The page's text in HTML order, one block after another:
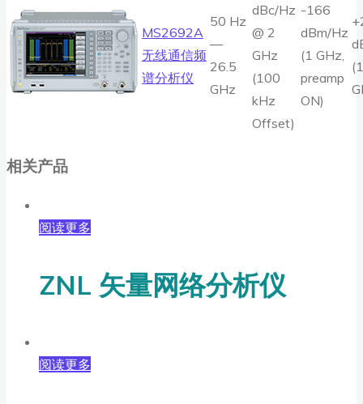
MS2692A
无线通信频
谱分析仪
50 Hz
—
26.5
GHz
dBc/Hz
@ 2
GHz
(100
kHz
Offset)
-166
dBm/Hz
(1 GHz,
preamp
ON)
(1
相关产品
阅读更多
ZNL 矢量网络分析仪
阅读更多